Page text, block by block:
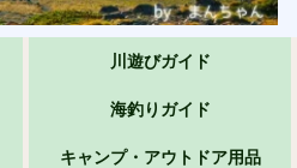
川遊びガイド
海釣りガイド
キャンプ・アウトドア用品